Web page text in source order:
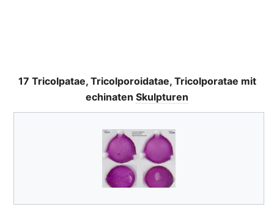
17 Tricolpatae, Tricolporoidatae, Tricolporatae mit
echinaten Skulpturen